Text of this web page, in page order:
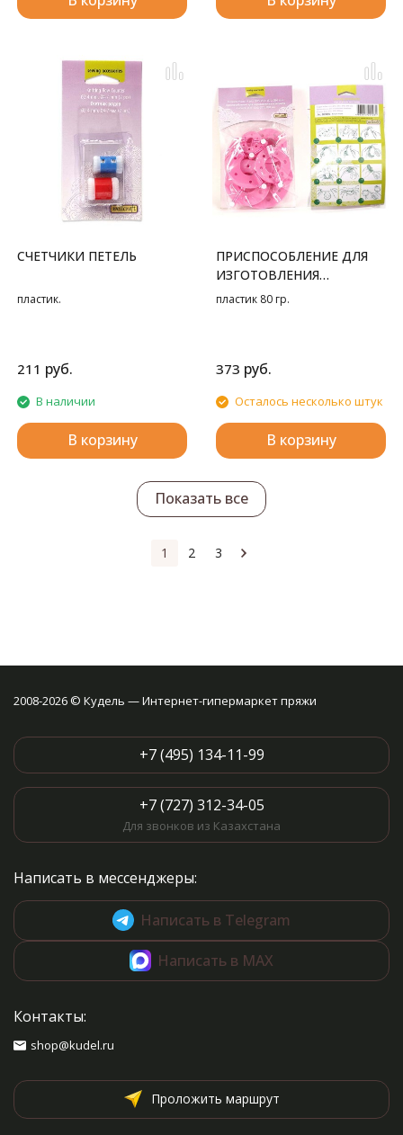
СЧЕТЧИКИ ПЕТЕЛЬ
пластик.
211 руб.
В наличии
В корзину
ПРИСПОСОБЛЕНИЕ ДЛЯ
ИЗГОТОВЛЕНИЯ
ПОМПОНОВ 4 РАЗМЕРА
пластик 80 гр.
373 руб.
Осталось несколько штук
В корзину
Показать все
1 2 3
2008-2026 © Кудель — Интернет-гипермаркет пряжи
+7 (495) 134-11-99
+7 (727) 312-34-05
Для звонков из Казахстана
Написать в мессенджеры:
Написать в Telegram
Написать в MAX
Контакты:
shop@kudel.ru
Проложить маршрут